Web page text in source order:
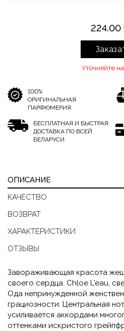
224.00
Уточняйте
100%
ОРИГИНАЛЬНАЯ
ПАРФЮМЕРИЯ
БЕСПЛАТНАЯ И БЫСТРАЯ
ДОСТАВКА ПО ВСЕЙ
БЕЛАРУСИ
ОПИСАНИЕ
КАЧЕСТВО
ВОЗВРАТ
ХАРАКТЕРИСТИКИ
ОТЗЫВЫ
Завораживающая красота
своего сердца. Chloe L'eau,
Ода непринужденной
грациозности. Центральная
усиливается аккордами
оттенками искристого